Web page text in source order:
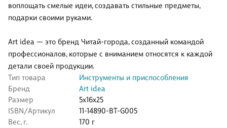
воплощать смелые идеи, создавать стильные предметы,
подарки своими руками.
Art idea — это бренд Читай-города, созданный командой
профессионалов, которые с вниманием относятся к каждой
детали своей продукции.
Тип товара
Инструменты и приспособления
Бренд
Art idea
Размер
5x16x25
ISBN/Артикул
11-14890-BT-G005
Вес, г.
170 г